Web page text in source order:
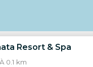
Resort & Spa
À 0.1 km